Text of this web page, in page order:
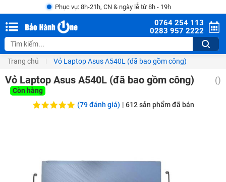
Phục vụ: 8h-21h, CN & ngày lễ từ 8h - 19h
0764 254 113
0283 957 2222
Trang chủ Vỏ Laptop Asus A540L (đã bao gồm công)
Vỏ Laptop Asus A540L (đã bao gồm công) ()
Còn hàng
(79 đánh giá) | 612sản phẩm đã bán